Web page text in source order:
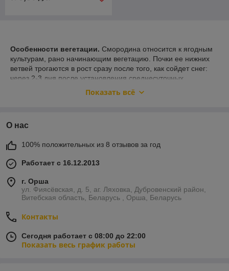
Особенности вегетации. Смородина относится к ягодным
культурам, рано начинающим вегетацию. Почки ее нижних
ветвей трогаются в рост сразу после того, как сойдет снег:
через 2-3 дня после установления среднесуточных
температур воздуха выше О С. Самый интенсивный рост
побегов наблюдается в первой половине мая.
цвести 15-20 мая. Фаза цветения смородины довольно
короткая, в среднем 10-15 суток, иногда от 10 до 23 суток.
Длительность фазы цветения в основном определяется
среднесуточной температурой, воздуха.
Фаза образования завязи у смородины продолжается до
этого периода влияют колебания температуры воздуха и
сортовые различия. Ранние сорта смородины обычно
проходят эту фазу за 35-40 дней, поздние - за 40-45 дней.
разница в сроках может достигать 25-30 дней. Средняя
продолжительность созревания у ранних сортов составляет
4-7 дней, у поздних - 9-11 дней.
Показать всё
О нас
100% положительных из 8 отзывов за год
Работает с 16.12.2013
г. Орша
ул. Фиясёвская, д. 5, аг. Ляховка, Дубровенский район,
Витебская область, Беларусь , Орша, Беларусь
Контакты
Сегодня работает с 08:00 до 22:00
Показать весь график работы